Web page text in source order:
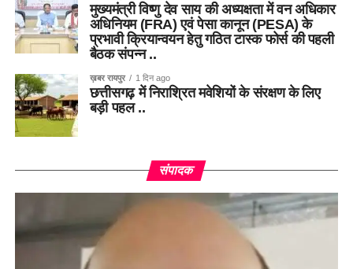
मुख्यमंत्री विष्णु देव साय की अध्यक्षता में वन अधिकार
अधिनियम (FRA) एवं पेसा कानून (PESA) के
प्रभावी क्रियान्वयन हेतु गठित टास्क फोर्स की पहली
बैठक संपन्न ..
ख़बर रायपुर 1 दिन ago
छत्तीसगढ़ में निराश्रित मवेशियों के संरक्षण के लिए
बड़ी पहल ..
संपादक